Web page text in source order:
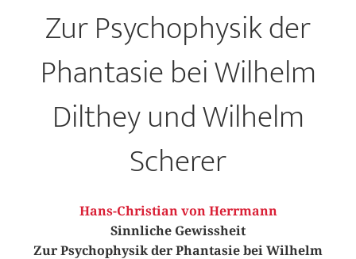
Zur Psychophysik der
Phantasie bei Wilhelm
Dilthey und Wilhelm
Scherer
Hans-Christian von Herrmann
Sinnliche Gewissheit
Zur Psychophysik der Phantasie bei Wilhelm